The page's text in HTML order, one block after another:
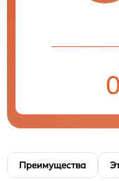
Преимущества